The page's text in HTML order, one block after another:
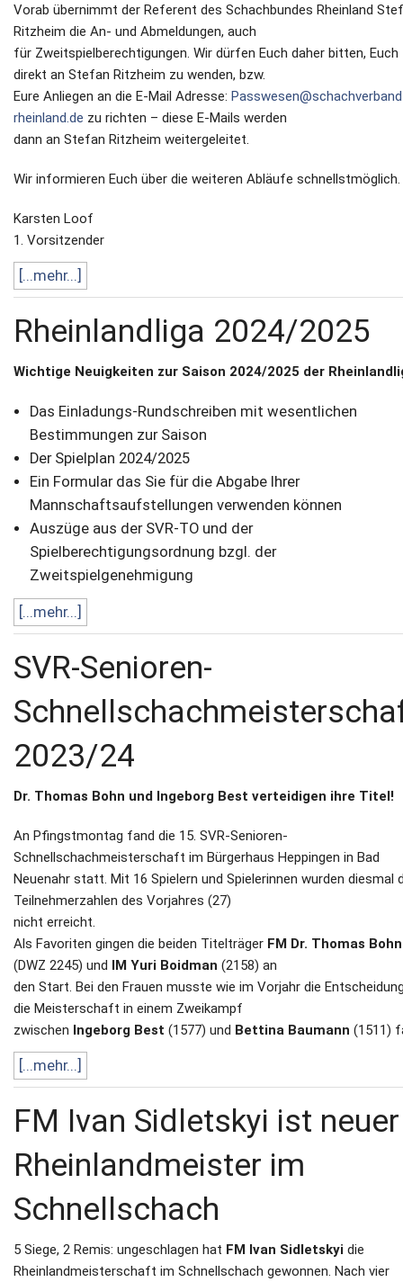
Vorab übernimmt der Referent des Schachbundes Rheinland
Ritzheim die An- und Abmeldungen, auch
für Zweitspielberechtigungen. Wir dürfen Euch daher bitten, Euch
direkt an Stefan Ritzheim zu wenden, bzw.
Eure Anliegen an die E-Mail Adresse:
rheinland.de zu richten – diese E-Mails werden
dann an Stefan Ritzheim weitergeleitet.
Wir informieren Euch über die weiteren Abläufe schnellstmöglich.
Karsten Loof
1. Vorsitzender
[...mehr...]
Rheinlandliga 2024/2025
Wichtige Neuigkeiten zur Saison 2024/2025 der
Das Einladungs-Rundschreiben mit wesentlichen
Bestimmungen zur Saison
Der Spielplan 2024/2025
Ein Formular das Sie für die Abgabe Ihrer
Mannschaftsaufstellungen verwenden können
Auszüge aus der SVR-TO und der
Spielberechtigungsordnung bzgl. der
Zweitspielgenehmigung
[...mehr...]
SVR-Senioren-
2023/24
Dr. Thomas Bohn und Ingeborg Best verteidigen ihre Titel!
An Pfingstmontag fand die 15. SVR-Senioren-
Schnellschachmeisterschaft im Bürgerhaus Heppingen in Bad
Neuenahr statt. Mit 16 Spielern und Spielerinnen wurden diesmal
Teilnehmerzahlen des Vorjahres (27)
nicht erreicht.
Als Favoriten gingen die beiden Titelträger FM Dr. Thomas Bohn
(DWZ 2245) und IM Yuri Boidman (2158) an
den Start. Bei den Frauen musste wie im Vorjahr die
die Meisterschaft in einem Zweikampf
zwischen Ingeborg Best (1577) und Bettina Baumann (1511)
[...mehr...]
FM Ivan Sidletskyi ist neuer
Rheinlandmeister im
Schnellschach
5 Siege, 2 Remis: ungeschlagen hat FM Ivan Sidletskyi die
Rheinlandmeisterschaft im Schnellschach gewonnen. Nach vier